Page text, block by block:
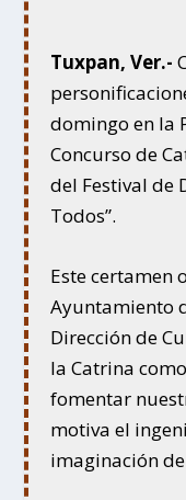
Tuxpan, Ver.-
domingo en la
Concurso de
del Festival de
Todos”.
Este certamen
Ayuntamiento
Dirección de
la Catrina
fomentar
motiva el
imaginación